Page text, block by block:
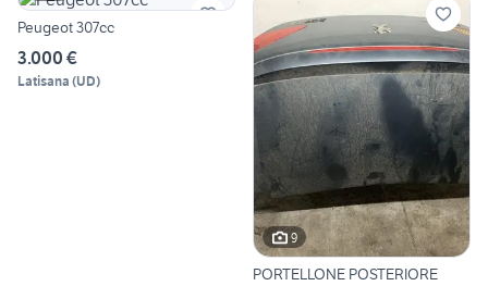
Peugeot 307cc
3.000 €
Latisana (UD)
9
PORTELLONE POSTERIORE